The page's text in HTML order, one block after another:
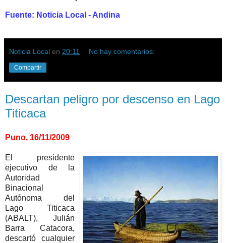
Fuente: Noticia Local - Andina
Noticia Local en 20:11 No hay comentarios:
Compartir
Descartan peligro por descenso en Lago
Titicaca
Puno, 16/11/2009
El presidente
ejecutivo de la
Autoridad
Binacional
Autónoma del
Lago Titicaca
(ABALT), Julián
Barra Catacora,
descartó cualquier